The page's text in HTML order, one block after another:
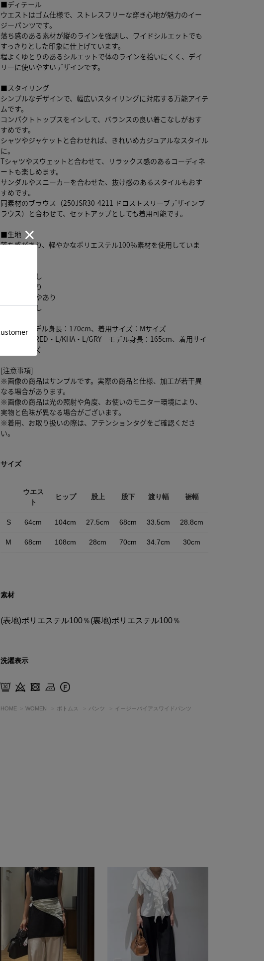
■ディテール
ウエストはゴム仕様で、ストレスフリーな穿き心地が魅力のイー
ジーパンツです。
落ち感のある素材が縦のラインを強調し、ワイドシルエットでも
すっきりとした印象に仕上げています。
程よくゆとりのあるシルエットで体のラインを拾いにくく、デイ
リーに使いやすいデザインです。
■スタイリング
シンプルなデザインで、幅広いスタイリングに対応する万能アイテ
ムです。
コンパクトトップスをインして、バランスの良い着こなしがおす
すめです。
シャツやジャケットと合わせれば、きれいめカジュアルなスタイル
に。
Tシャツやスウェットと合わせて、リラックス感のあるコーディネ
ートも楽しめます。
サンダルやスニーカーを合わせた、抜け感のあるスタイルもおす
すめです。
同素材のブラウス（250JSR30-4211 ドロストスリーブデザインブ
ラウス）と合わせて、セットアップとしても着用可能です。
■生地
落ち感があり、軽やかなポリエステル100％素材を使用していま
透け感：なし
裏 地：あり
伸縮性：ややあり
光沢感：なし
■BLK モデル身長：170cm、着用サイズ：Mサイズ
■L/BRN・RED・L/KHA・L/GRY モデル身長：165cm、着用サイ
ズ：Mサイズ
[注意事項]
※画像の商品はサンプルです。実際の商品と仕様、加工が若干異
なる場合があります。
※画像の商品は光の照射や角度、お使いのモニター環境により、
実物と色味が異なる場合がございます。
※着用、お取り扱いの際は、アテンションタグをご確認くださ
い。
サイズ
ウエス
ト
ヒップ 股上 股下 渡り幅 裾幅
S 64cm 104cm 27.5cm 68cm 33.5cm 28.8cm
M 68cm 108cm 28cm 70cm 34.7cm 30cm
素材
(表地)ポリエステル100％(裏地)ポリエステル100％
洗濯表示
HOME WOMEN ボトムス パンツ イージーバイアスワイドパンツ